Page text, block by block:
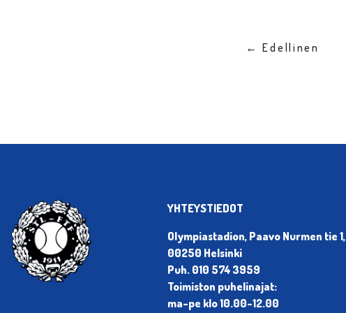
← Edellinen
YHTEYSTIEDOT
Olympiastadion, Paavo Nurmen tie 1,
00250 Helsinki
Puh. 010 574 3959
Toimiston puhelinajat:
ma-pe klo 10.00-12.00